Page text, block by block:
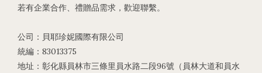
若有企業合作、禮贈品需求，歡迎聯繫。
公司：貝耶珍妮國際有限公司
統編：83013375
地址：彰化縣員林市三條里員水路二段96號（員林大道和員水